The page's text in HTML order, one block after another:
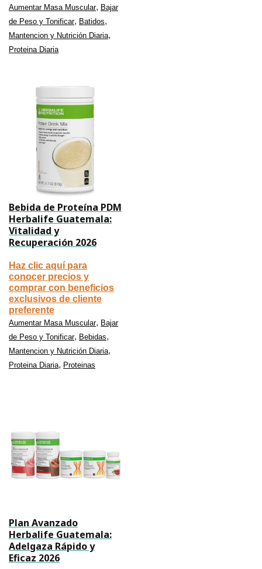
Aumentar Masa Muscular, Bajar
de Peso y Tonificar, Batidos,
Mantencion y Nutrición Diaria,
Proteina Diaria
Bebida de Proteína PDM
Herbalife Guatemala:
Vitalidad y
Recuperación 2026
Haz clic aquí para
conocer precios y
comprar con beneficios
exclusivos de cliente
preferente
Aumentar Masa Muscular, Bajar
de Peso y Tonificar, Bebidas,
Mantencion y Nutrición Diaria,
Proteina Diaria, Proteinas
Plan Avanzado
Herbalife Guatemala:
Adelgaza Rápido y
Eficaz 2026